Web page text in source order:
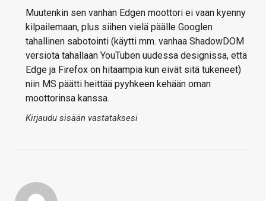
Muutenkin sen vanhan Edgen moottori ei vaan kyenny
kilpailemaan, plus siihen vielä päälle Googlen
tahallinen sabotointi (käytti mm. vanhaa ShadowDOM
versiota tahallaan YouTuben uudessa designissa, että
Edge ja Firefox on hitaampia kun eivät sitä tukeneet)
niin MS päätti heittää pyyhkeen kehään oman
moottorinsa kanssa.
Kirjaudu sisään vastataksesi